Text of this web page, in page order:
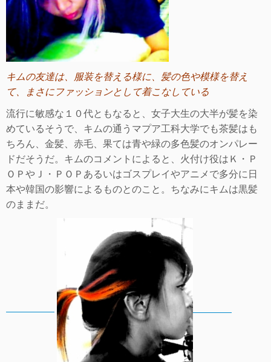
キムの友達は、服装を替える様に、髪の色や模様を替え
て、まさにファッションとして着こなしている
流行に敏感な１０代ともなると、女子大生の大半が髪を染
めているそうで、キムの通うマプア工科大学でも茶髪はも
ちろん、金髪、赤毛、果ては青や緑の多色髪のオンパレー
ドだそうだ。キムのコメントによると、火付け役はＫ・Ｐ
ＯＰやＪ・ＰＯＰあるいはゴスプレイやアニメで多分に日
本や韓国の影響によるものとのこと。ちなみにキムは黒髪
のままだ。